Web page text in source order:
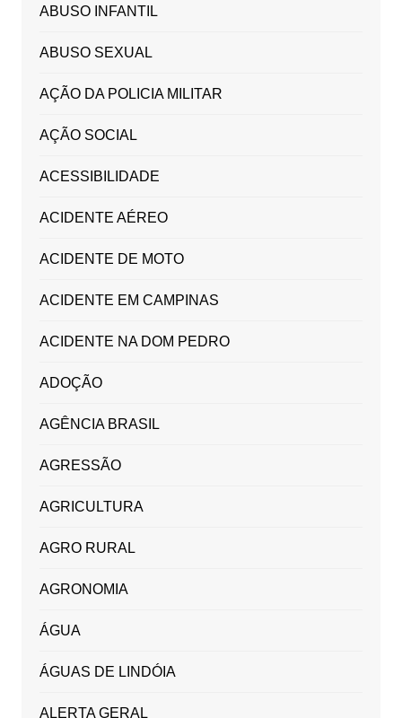
ABUSO INFANTIL
ABUSO SEXUAL
AÇÃO DA POLICIA MILITAR
AÇÃO SOCIAL
ACESSIBILIDADE
ACIDENTE AÉREO
ACIDENTE DE MOTO
ACIDENTE EM CAMPINAS
ACIDENTE NA DOM PEDRO
ADOÇÃO
AGÊNCIA BRASIL
AGRESSÃO
AGRICULTURA
AGRO RURAL
AGRONOMIA
ÁGUA
ÁGUAS DE LINDÓIA
ALERTA GERAL